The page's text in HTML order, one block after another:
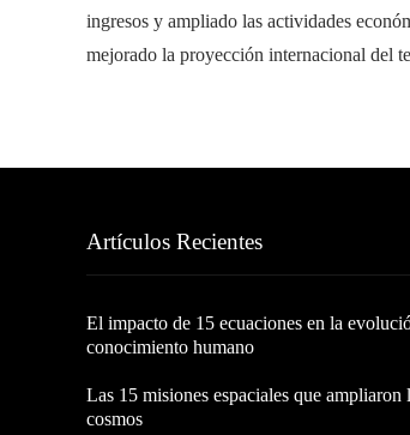
ingresos y ampliado las actividades
mejorado la proyección internacional del
Artículos Recientes
El impacto de 15 ecuaciones en la
conocimiento humano
Las 15 misiones espaciales que ampliaron
cosmos